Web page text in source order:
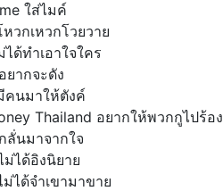
ใส่ไมค์
วกเหวกโวยวาย
ด้ทำเอาใจใคร
ยากจะดัง
คนมาให้ตังค์
Thailand อยากให้พวกกูไปร้อง
ลั่นมาจากใจ
ม่ได้อิงนิยาย
ได้จำเขามาขาย